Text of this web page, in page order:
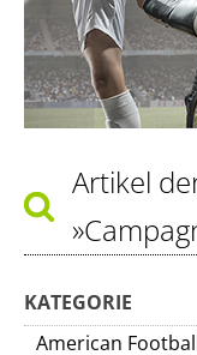
Artikel
KATEGORIE
American